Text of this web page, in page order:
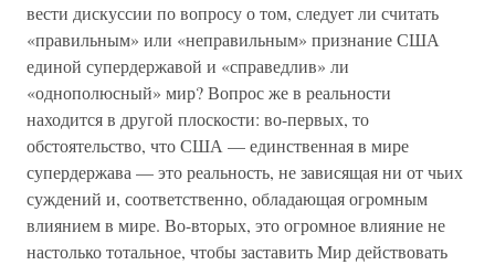
вести дискуссии по вопросу о том, следует ли считать
«правильным» или «неправильным» признание США
единой супердержавой и «справедлив» ли
«однополюсный» мир? Вопрос же в реальности
находится в другой плоскости: во-первых, то
обстоятельство, что США — единственная в мире
супердержава — это реальность, не зависящая ни от чьих
суждений и, соответственно, обладающая огромным
влиянием в мире. Во-вторых, это огромное влияние не
настолько тотальное, чтобы заставить Мир действовать